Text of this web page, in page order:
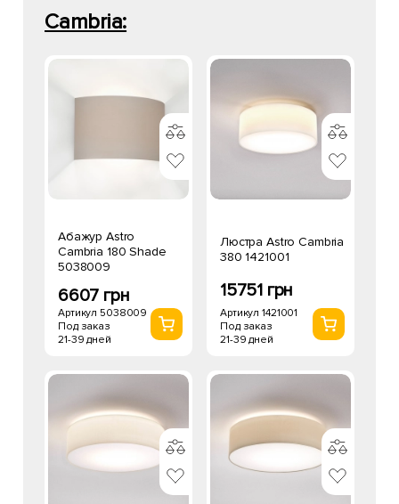
Cambria:
Абажур Astro
Cambria 180 Shade
5038009
6607 грн
Артикул 5038009
Под заказ
21-39 дней
Люстра Astro Cambria
380 1421001
15751 грн
Артикул 1421001
Под заказ
21-39 дней